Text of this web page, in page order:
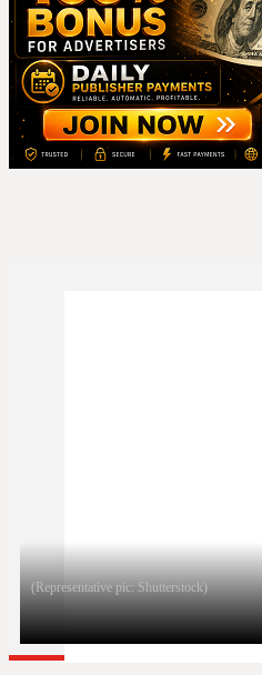
(Representative pic: Shutterstock)